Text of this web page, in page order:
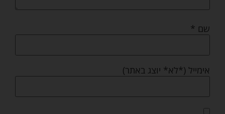
שם*
אימייל (*לא* יוצג באתר)